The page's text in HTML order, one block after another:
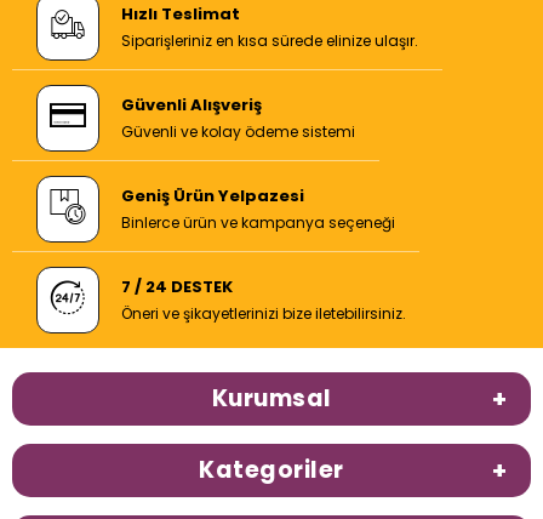
Hızlı Teslimat
Siparişleriniz en kısa sürede elinize ulaşır.
Güvenli Alışveriş
Güvenli ve kolay ödeme sistemi
Geniş Ürün Yelpazesi
Binlerce ürün ve kampanya seçeneği
7 / 24 DESTEK
Öneri ve şikayetlerinizi bize iletebilirsiniz.
Kurumsal
Kategoriler